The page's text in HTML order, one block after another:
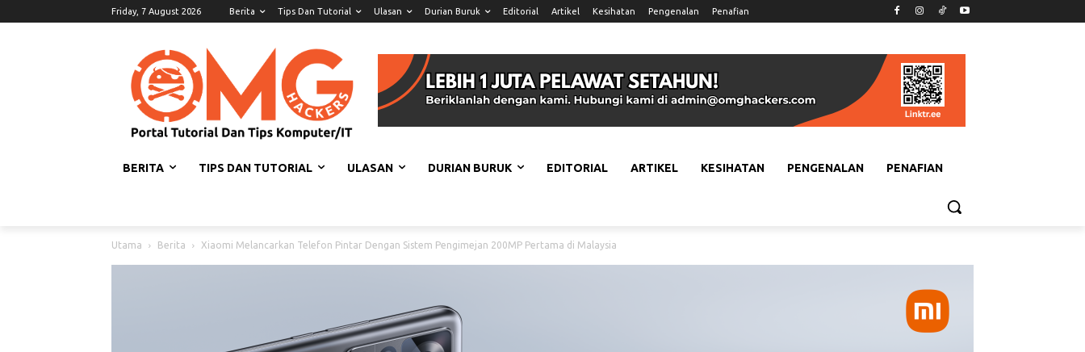
Friday, 7 August 2026 Berita Tips Dan Tutorial Ulasan Durian Buruk Editorial Artikel Kesihatan Pengenalan Penafian
BERITA TIPS DAN TUTORIAL ULASAN DURIAN BURUK EDITORIAL ARTIKEL KESIHATAN PENGENALAN PENAFIAN
Utama Berita Xiaomi Melancarkan Telefon Pintar Dengan Sistem Pengimejan 200MP Pertama di Malaysia